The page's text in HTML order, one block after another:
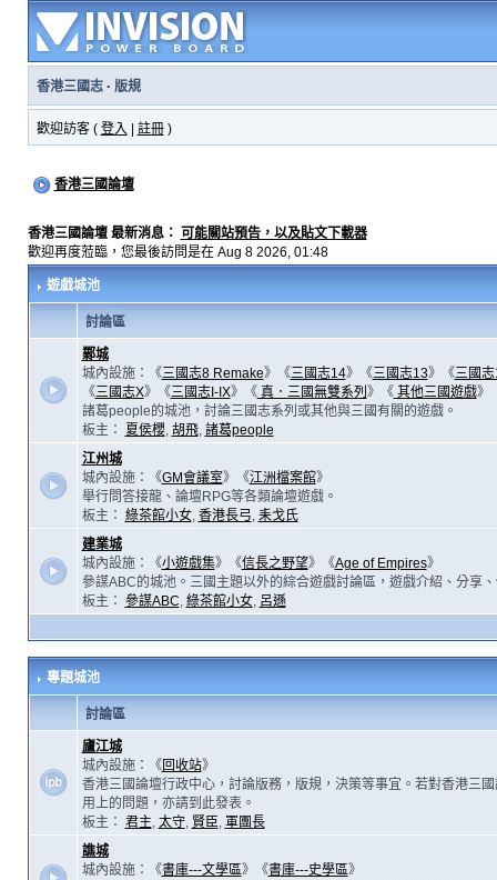
香港三國志· 版規
歡迎訪客 ( 登入 註冊)
香港三國論壇
香港三國論壇 最新消息： 可能關站預告，以及貼文下載器
歡迎再度蒞臨，您最後訪問是在 Aug 8 2026, 01:48
遊戲城池
討論區
鄴城
城內設施：《三國志8 Remake》《三國志14》《三國志13》《三國
《三國志X》《三國志I-IX》《真．三國無雙系列 》《其他三國遊戲》
諸葛people的城池，討論三國志系列或其他與三國有關的遊戲。
板主：
夏侯櫻, 胡飛, 諸葛people
江州城
城內設施：《GM會議室》《江洲檔案館》
舉行問答接龍、論壇RPG等各類論壇遊戲。
板主： 綠茶館小女, 香港長弓, 耒戈氏
建業城
城內設施：《小遊戲集》《信長之野望》《Age of Empires》
參謀ABC的城池。三國主題以外的綜合遊戲討論區，遊戲介紹、分享
板主： 參謀ABC, 綠茶館小女, 呂遜
專題城池
討論區
廬江城
城內設施：《回收站》
香港三國論壇行政中心，討論版務，版規，決策等事宜。若對香港三
用上的問題，亦請到此發表。
板主： 君主, 太守, 賢臣, 軍團長
譙城
城內設施：《書庫---文學區》《書庫---史學區》